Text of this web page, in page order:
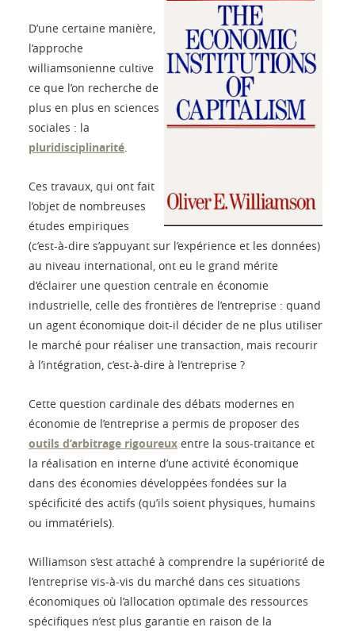
D’une certaine manière,
l’approche
williamsonienne cultive
ce que l’on recherche de
plus en plus en sciences
sociales : la
pluridisciplinarité.
Ces travaux, qui ont fait
l’objet de nombreuses
études empiriques
(c’est-à-dire s’appuyant sur l’expérience et les données)
au niveau international, ont eu le grand mérite
d’éclairer une question centrale en économie
industrielle, celle des frontières de l’entreprise : quand
un agent économique doit-il décider de ne plus utiliser
le marché pour réaliser une transaction, mais recourir
à l’intégration, c’est-à-dire à l’entreprise ?
Cette question cardinale des débats modernes en
économie de l’entreprise a permis de proposer des
outils d’arbitrage rigoureux entre la sous-traitance et
la réalisation en interne d’une activité économique
dans des économies développées fondées sur la
spécificité des actifs (qu’ils soient physiques, humains
ou immatériels).
Williamson s’est attaché à comprendre la supériorité de
l’entreprise vis-à-vis du marché dans ces situations
économiques où l’allocation optimale des ressources
spécifiques n’est plus garantie en raison de la